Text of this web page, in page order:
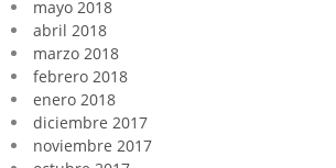
mayo 2018
abril 2018
marzo 2018
febrero 2018
enero 2018
diciembre 2017
noviembre 2017